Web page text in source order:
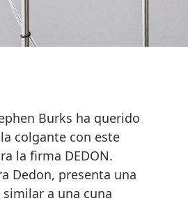
Burks ha querido
colgante con este
la firma DEDON.
Dedon, presenta una
a una cuna